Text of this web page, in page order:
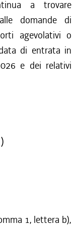
a trovare
domande di
agevolativi o
di entrata in
e dei relativi
1, lettera b),